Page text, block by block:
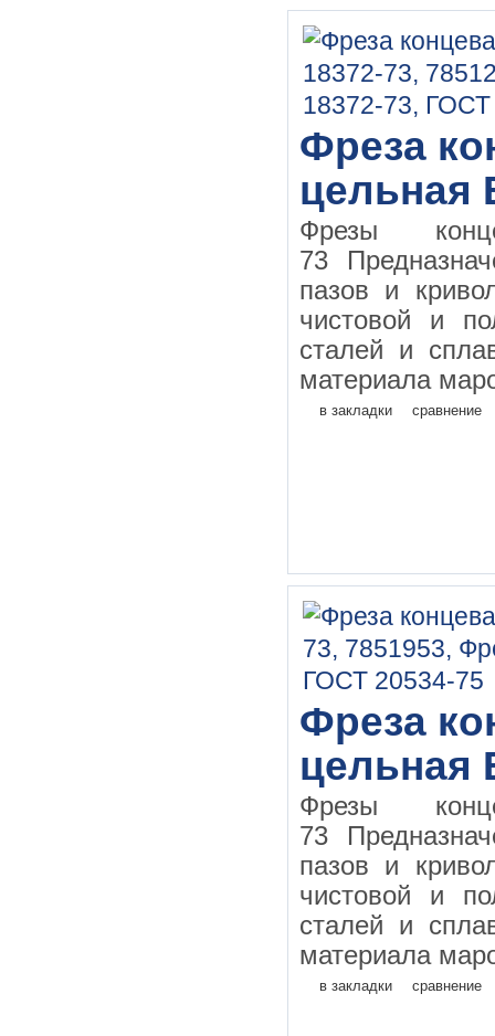
Фреза
цельная
Фрезы
73
пазов и
чистовой и
сталей и
материала
в закладки сравнение
Фреза
цельная
Фрезы
73
пазов и
чистовой и
сталей и
материала
в закладки сравнение